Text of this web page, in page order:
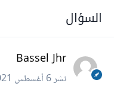
السؤال
Bassel Jhr
نشر6 أغسطس 2021